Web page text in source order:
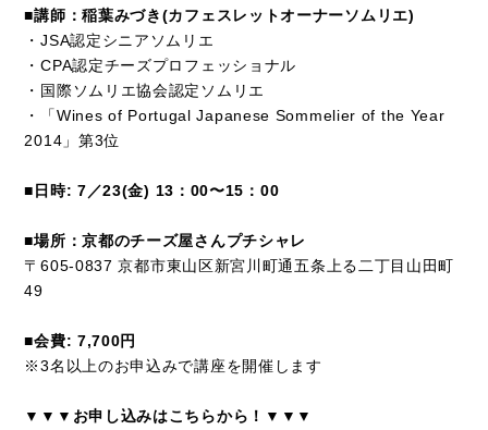
■講師：稲葉みづき(カフェスレットオーナーソムリエ)
・JSA認定シニアソムリエ
・CPA認定チーズプロフェッショナル
・国際ソムリエ協会認定ソムリエ
・
「Wines of Portugal Japanese Sommelier of the Year
2014」第3位
■日時: 7／23(金) 13：00〜15：00
■場所：京都のチーズ屋さんプチシャレ
〒605-0837 京都市東山区新宮川町通五条上る二丁目山田町
49
■会費: 7,700円
※3名以上のお申込みで講座を開催します
▼▼▼お申し込みはこちらから！▼▼▼